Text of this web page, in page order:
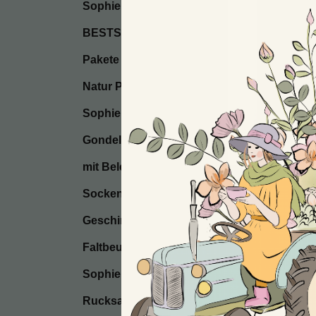
Sophie’s Seifen
BESTSELLER / Start
Pakete
Natur Postkarten
Sophie’s Seccos
Gondel Anhänger
mit Beleuchtung
Socken
Geschirrtücher
Faltbeutel
Sophie’s Kissen
Rucksackbeutel